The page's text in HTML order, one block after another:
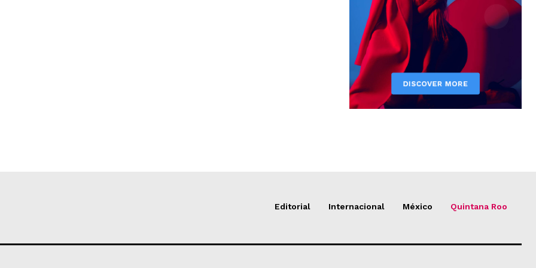
Editorial Internacional México Quintana Roo